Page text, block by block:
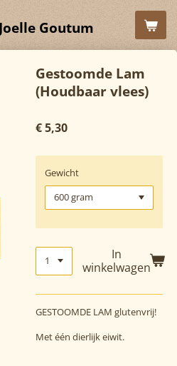
Goutum
Gestoomde Lam
(Houdbaar vlees)
€ 5,30
Gewicht
In
winkelwagen
GESTOOMDE LAM glutenvrij!
Met één dierlijk eiwit.